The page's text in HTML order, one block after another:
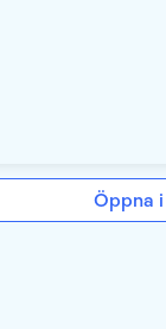
Öppna